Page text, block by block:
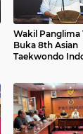
Wakil Panglima
Buka 8th Asian
Taekwondo